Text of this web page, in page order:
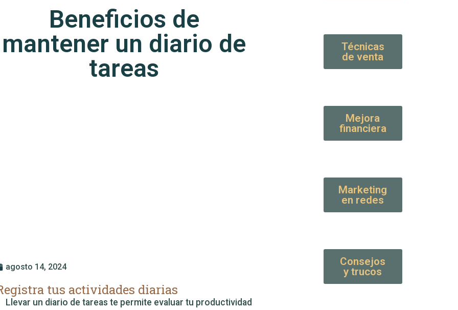
Beneficios de
mantener un diario de
tareas
agosto 14, 2024
tus actividades diarias
Llevar un diario de tareas te permite evaluar tu productividad
Técnicas
de venta
Mejora
financiera
Marketing
en redes
Consejos
y trucos